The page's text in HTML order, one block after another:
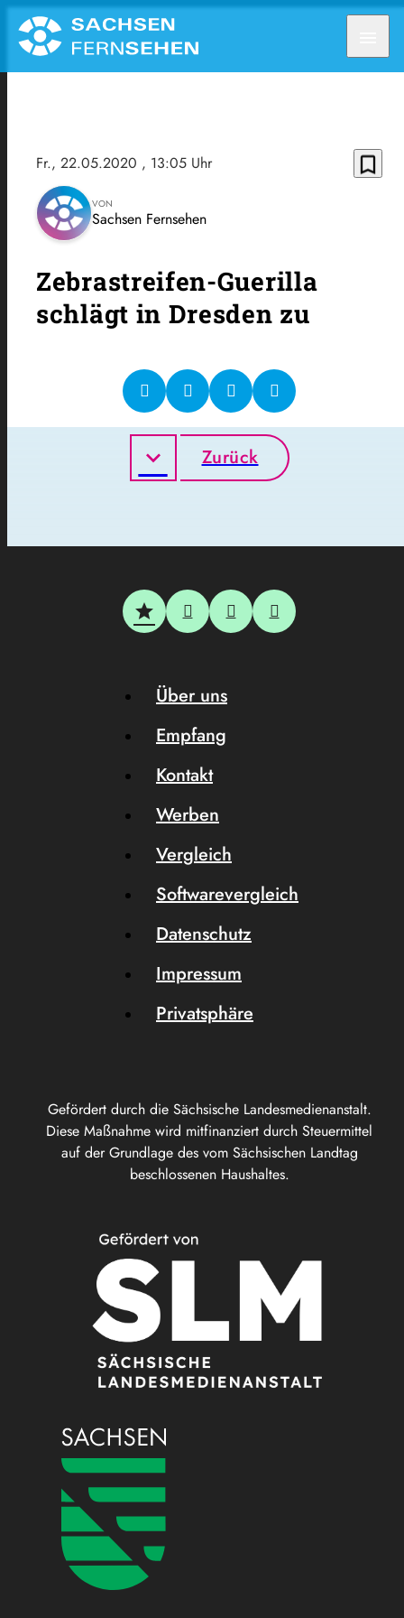
Fr., 22.05.2020 , 13:05 Uhr bookmark_border
VON
Sachsen Fernsehen
Zebrastreifen-Guerilla
schlägt in Dresden zu
Zurück
Gefördert durch die Sächsische Landesmedienanstalt.
Diese Maßnahme wird mitfinanziert durch Steuermittel
auf der Grundlage des vom Sächsischen Landtag
beschlossenen Haushaltes.
Über uns
Empfang
Kontakt
Werben
Vergleich
Softwarevergleich
Datenschutz
Impressum
Privatsphäre